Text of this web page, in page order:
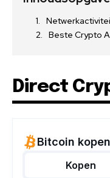
Beste Crypto
Direct